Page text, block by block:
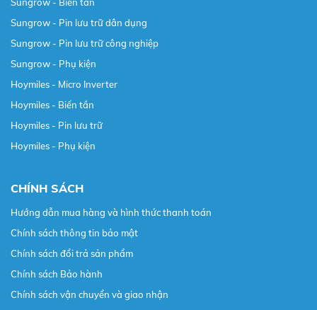
Sungrow - Pin lưu trữ dân dụng
Sungrow - Pin lưu trữ công nghiệp
Sungrow - Phụ kiện
Hoymiles - Micro Inverter
Hoymiles - Biến tần
Hoymiles - Pin lưu trữ
Hoymiles - Phụ kiện
CHÍNH SÁCH
Hướng dẫn mua hàng và hình thức thanh toán
Chính sách thông tin bảo mật
Chính sách đổi trả sản phẩm
Chính sách Bảo hành
Chính sách vận chuyển và giao nhận